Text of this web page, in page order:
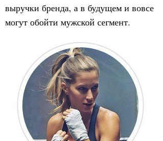
выручки бренда, а в будущем и вовсе
могут обойти мужской сегмент.